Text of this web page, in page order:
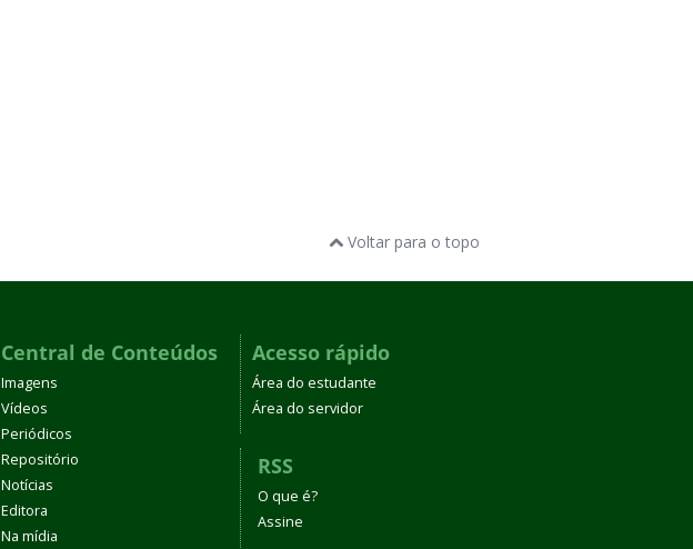
Voltar para o topo
Central de Conteúdos
Imagens
Vídeos
Periódicos
Repositório
Notícias
Editora
Na mídia
Acesso rápido
Área do estudante
Área do servidor
RSS
O que é?
Assine